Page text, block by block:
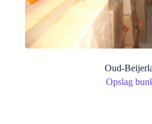
Oud-
Opslag